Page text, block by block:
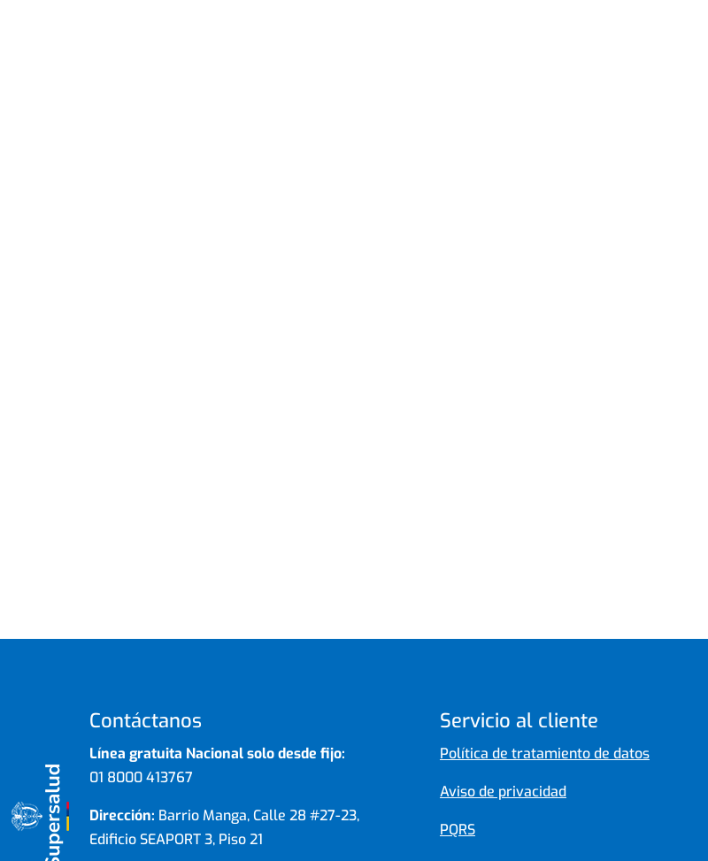
Contáctanos
Línea gratuita Nacional solo desde fijo:
01 8000 413767
Dirección: Barrio Manga, Calle 28 #27-23,
Edificio SEAPORT 3, Piso 21
Servicio al cliente
Política de tratamiento de datos
Aviso de privacidad
PQRS